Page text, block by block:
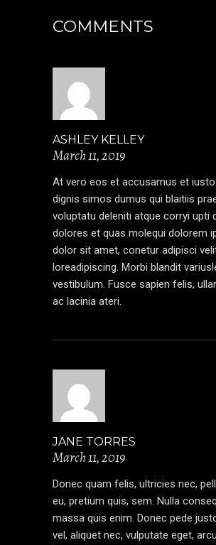
COMMENTS
ASHLEY KELLEY
March 11, 2019
At vero eos et accusamus et
dignis simos dumus qui blaitiis
voluptatu deleniti atque corryi upti
dolores et quas molequi dolorem
dolor sit amet, conetur adipisci
loreadipiscing. Morbi blandit
vestibulum. Fusce sapien felis,
ac lacinia ateri.
JANE TORRES
March 11, 2019
Donec quam felis, ultricies nec,
eu, pretium quis, sem. Nulla
massa quis enim. Donec pede
vel, aliquet nec, vulputate eget,